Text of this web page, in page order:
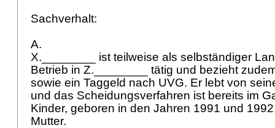
Sachverhalt:
A.
X.________ ist teilweise als selbständiger
Betrieb in Z.________ tätig und bezieht
sowie ein Taggeld nach UVG. Er lebt von
und das Scheidungsverfahren ist bereits im
Kinder, geboren in den Jahren 1991 und
Mutter.